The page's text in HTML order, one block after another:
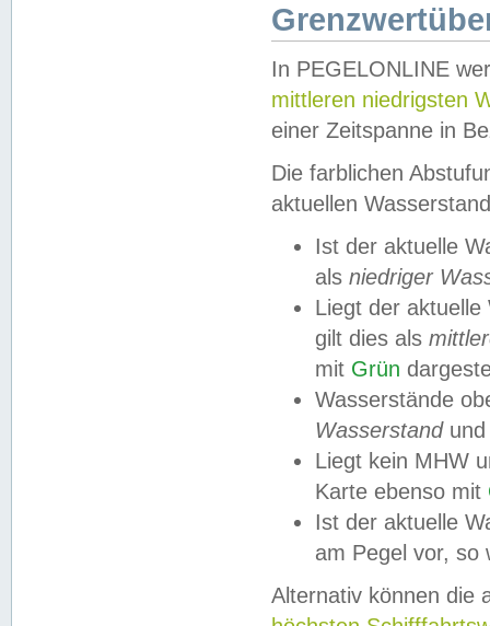
In PEGELONLINE
mittleren niedrigsten
einer Zeitspanne in
Die farblichen
aktuellen
Ist der aktuelle
als niedriger
Liegt der
gilt dies als
mit Grün
Wasserstände
Wasserstandund
Liegt kein MHW
Karte ebenso mit
Ist der aktuelle
am Pegel vor,
Alternativ können die